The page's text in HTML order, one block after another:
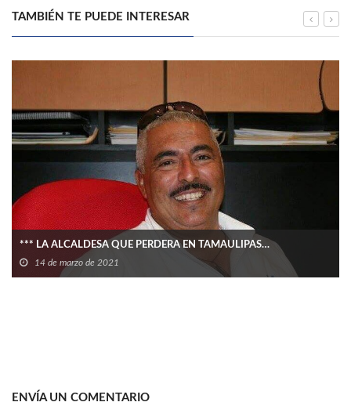
TAMBIÉN TE PUEDE INTERESAR
*** LA ALCALDESA QUE PERDERA EN TAMAULIPAS…
14 de marzo de 2021
ENVÍA UN COMENTARIO